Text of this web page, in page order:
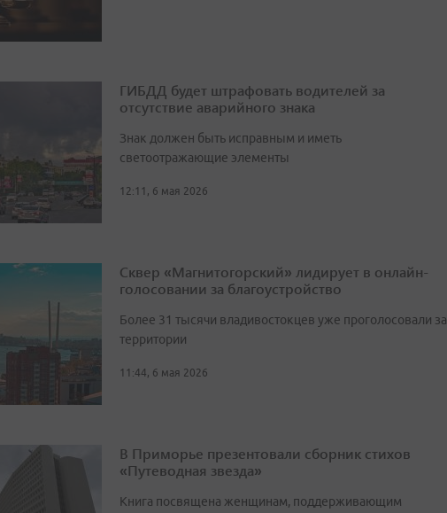
ГИБДД будет штрафовать водителей за
отсутствие аварийного знака
Знак должен быть исправным и иметь
светоотражающие элементы
12:11, 6 мая 2026
Сквер «Магнитогорский» лидирует в онлайн-
голосовании за благоустройство
Более 31 тысячи владивостокцев уже проголосовали за
территории
11:44, 6 мая 2026
В Приморье презентовали сборник стихов
«Путеводная звезда»
Книга посвящена женщинам, поддерживающим